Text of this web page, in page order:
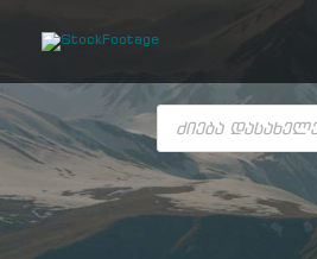
content
Products
search